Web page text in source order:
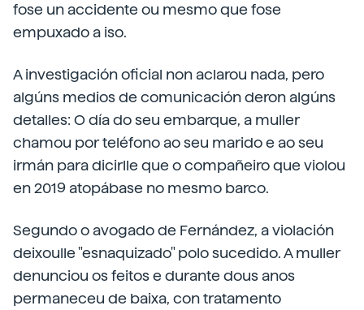
fose un accidente ou mesmo que fose
empuxado a iso.
A investigación oficial non aclarou nada, pero
algúns medios de comunicación deron algúns
detalles: O día do seu embarque, a muller
chamou por teléfono ao seu marido e ao seu
irmán para dicirlle que o compañeiro que violou
en 2019 atopábase no mesmo barco.
Segundo o avogado de Fernández, a violación
deixoulle "esnaquizado" polo sucedido. A muller
denunciou os feitos e durante dous anos
permaneceu de baixa, con tratamento